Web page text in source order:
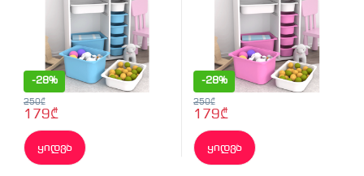
-28%
179₾
250₾
ყიდვა
-28%
179₾
250₾
ყიდვა